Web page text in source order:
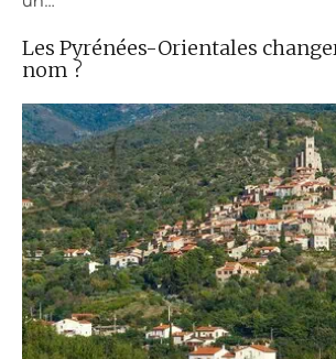
Les Pyrénées-Orientales
nom ?